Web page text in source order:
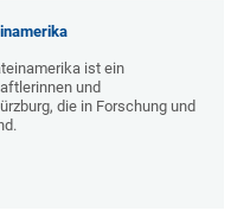
ist ein
und
die in Forschung und